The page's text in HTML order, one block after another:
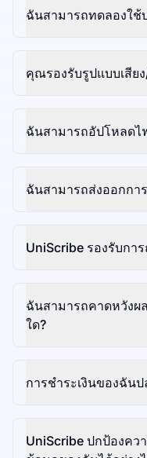
ฉันสามารถทดลองใช้
คุณรองรับรูปแบบเสีย
ฉันสามารถอัปโหลด
ฉันสามารถส่งออกกา
UniScribe รองรับกา
ฉันสามารถคาดหวังผ
ใด?
การชำระเงินของฉัน
UniScribe ปกป้องค